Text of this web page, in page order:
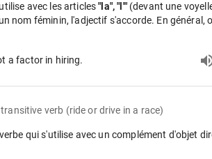
avec les articles"la", "l'" (devant une
nom féminin, l'adjectif s'accorde. En général,
a factor in hiring.
transitive verb (ride or drive in a race)
qui s'utilise avec un complément d'objet